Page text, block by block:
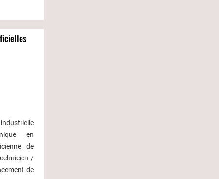
en
de
/
de